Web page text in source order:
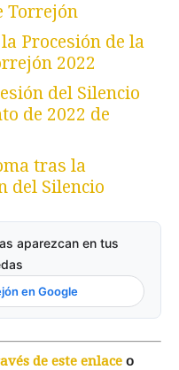
Torrejón
Procesión de la
2022
del Silencio
de 2022 de
tras la
del Silencio
aparezcan en tus
en Google
de este enlace o